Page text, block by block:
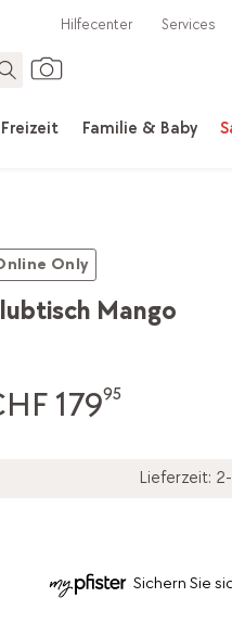
Familie & Baby
Hilfecenter Services
Only
Mango
17995
Lieferzeit:
Sichern Sie